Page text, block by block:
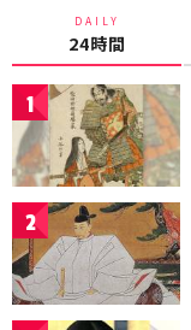
DAILY
24時間
1
2